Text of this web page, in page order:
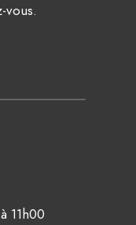
vous.
11h00